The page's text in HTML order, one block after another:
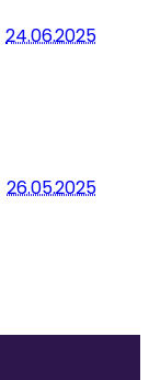
24.06.2025
26.05.2025